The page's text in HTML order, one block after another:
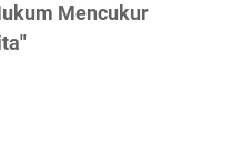
Mencukur